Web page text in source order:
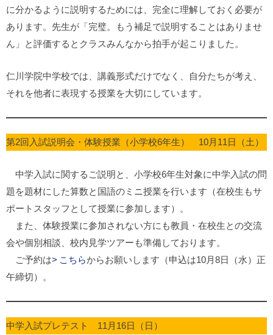
に分かるように説明するためには、完全に理解しておく必要が
あります。先生が「完璧。もう補足で説明することはありませ
ん」と評価するとクラスみんなから拍手が起こりました。
仁川学院中学校では、講義形式だけでなく、自分たちが考え、
それを他者に表現する授業を大切にしています。
第2回入試説明会・体験授業（小学校6年生） 10月11日（土）
中学入試に関するご説明と、小学校6年生対象に中学入試の問
題を題材にした算数と国語のミニ授業を行います（在校生もサ
ポートスタッフとして授業に参加します）。
また、体験授業に参加されない方にも教員・在校生との交流
会や個別相談、校内見学ツアーも準備しております。
ご予約は
こちらからお願いします（申込は10月8日（水）正
午締切）。
中学入試プレテスト 11月16日（日）